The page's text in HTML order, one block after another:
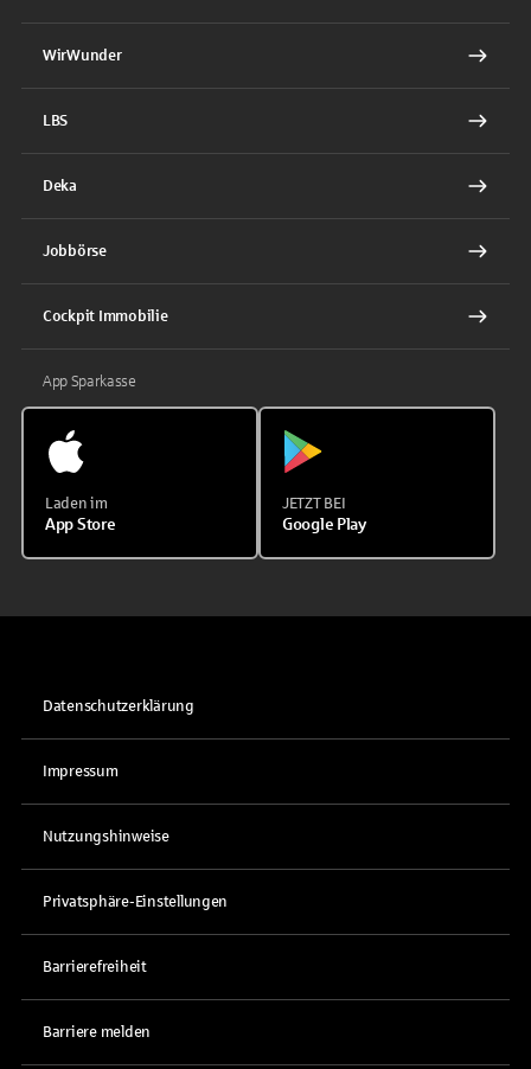
WirWunder
LBS
Deka
Jobbörse
Cockpit Immobilie
App Sparkasse
Laden im
App Store
JETZT BEI
Google Play
Datenschutzerklärung
Impressum
Nutzungshinweise
Privatsphäre-Einstellungen
Barrierefreiheit
Barriere melden